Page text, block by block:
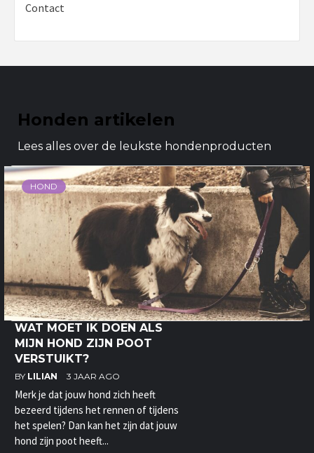
Contact
Honden artikelen
Lees alles over de leukste hondenproducten
HOND
WAT MOET IK DOEN ALS
MIJN HOND ZIJN POOT
VERSTUIKT?
BY LILIAN 3 JAAR AGO
Merk je dat jouw hond zich heeft
bezeerd tijdens het rennen of tijdens
het spelen? Dan kan het zijn dat jouw
hond zijn poot heeft...